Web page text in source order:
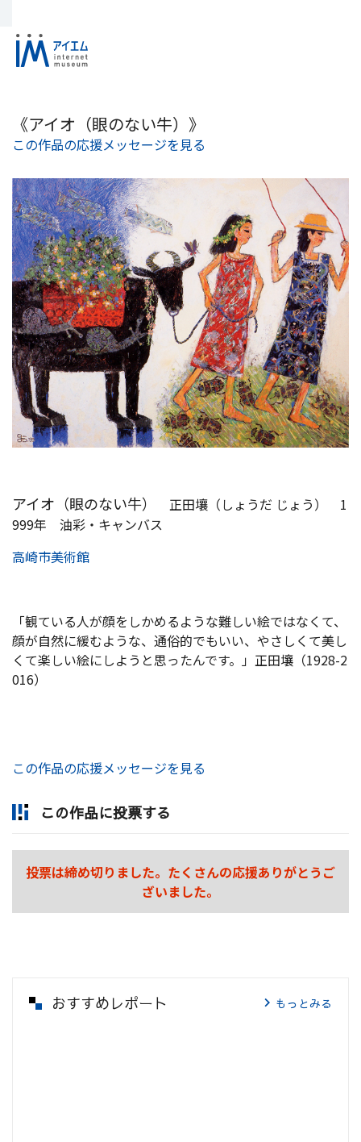
《アイオ（眼のない牛）》
この作品の応援メッセージを見る
アイオ（眼のない牛）
正田壤（しょうだ じょう） 1
999年 油彩・キャンバス
高崎市美術館
「観ている人が顔をしかめるような難しい絵ではなくて、
顔が自然に緩むような、通俗的でもいい、やさしくて美し
くて楽しい絵にしようと思ったんです。」正田壤（1928-2
016）
この作品の応援メッセージを見る
この作品に投票する
投票は締め切りました。たくさんの応援ありがとうご
ざいました。
おすすめレポート もっとみる